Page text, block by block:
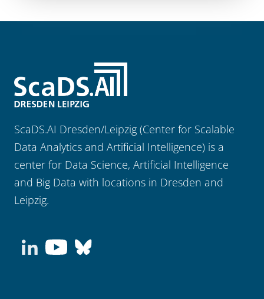
ScaDS.AI Dresden/Leipzig (Center for Scalable
Data Analytics and Artificial Intelligence) is a
center for Data Science, Artificial Intelligence
and Big Data with locations in Dresden and
Leipzig.